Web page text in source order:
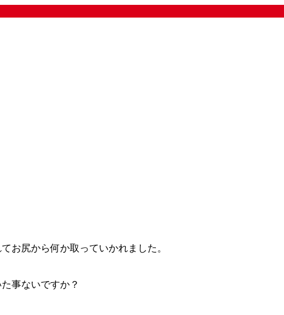
お尻から何か取っていかれました。
事ないですか？